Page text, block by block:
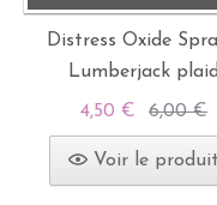
Distress Oxide
Lumberjack plaid
4,50 € 6,00 €
Voir le produit